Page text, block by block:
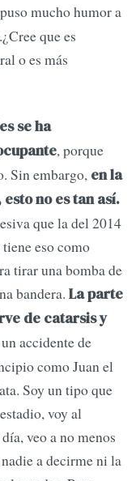
mucho humor a
que es
o es más
se ha
, porque
Sin embargo, en la
no es tan así.
que la del 2014
eso como
tirar una bomba de
bandera. La parte
de catarsis y
accidente de
como Juan el
Soy un tipo que
voy al
veo a no menos
a decirme ni la